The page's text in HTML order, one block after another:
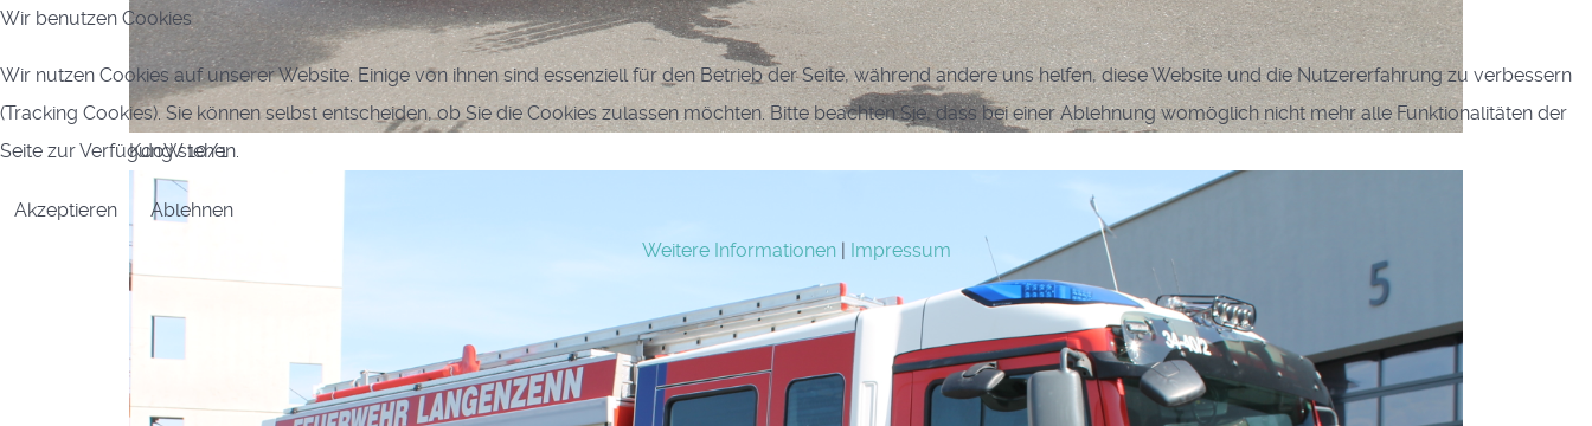
KdoW 10/1
Wir benutzen Cookies
Wir nutzen Cookies auf unserer Website. Einige von ihnen sind essenziell für den Betrieb der Seite, während andere uns helfen, diese Website und die Nutzererfahrung zu verbessern
(Tracking Cookies). Sie können selbst entscheiden, ob Sie die Cookies zulassen möchten. Bitte beachten Sie, dass bei einer Ablehnung womöglich nicht mehr alle Funktionalitäten der
Seite zur Verfügung stehen.
Akzeptieren
Ablehnen
Weitere Informationen| Impressum